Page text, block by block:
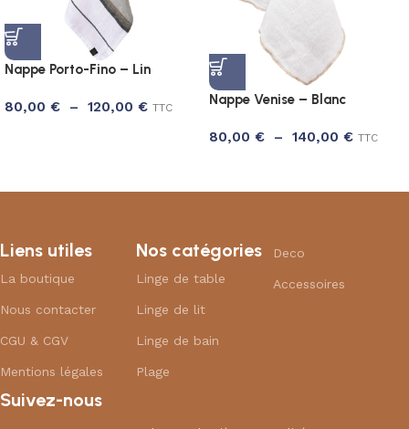
Nappe Porto-Fino – Lin
80,00 € – 120,00 € TTC
Nappe Venise – Blanc
80,00 € – 140,00 € TTC
Liens utiles
La boutique
Nous contacter
CGU & CGV
Mentions légales
Nos catégories
Linge de table
Linge de lit
Linge de bain
Plage
Deco
Accessoires
Suivez-nous